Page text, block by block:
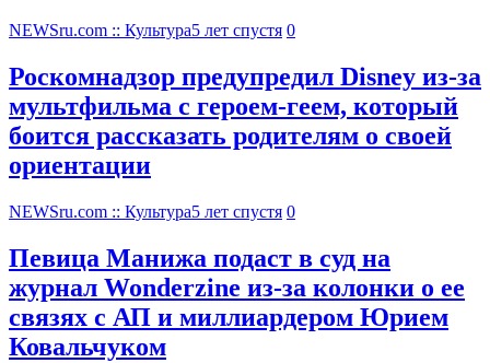
NEWSru.com :: Культура5 лет спустя 0
Роскомнадзор предупредил Disney из-за
мультфильма c героем-геем, который
боится рассказать родителям о своей
ориентации
NEWSru.com :: Культура5 лет спустя 0
Певица Манижа подаст в суд на
журнал Wonderzine из-за колонки о ее
связях с АП и миллиардером Юрием
Ковальчуком